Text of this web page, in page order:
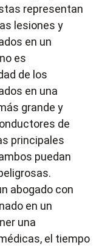
representan
lesiones y
en un
es
de los
en una
grande y
de
principales
puedan
abogado con
en un
una
el tiempo